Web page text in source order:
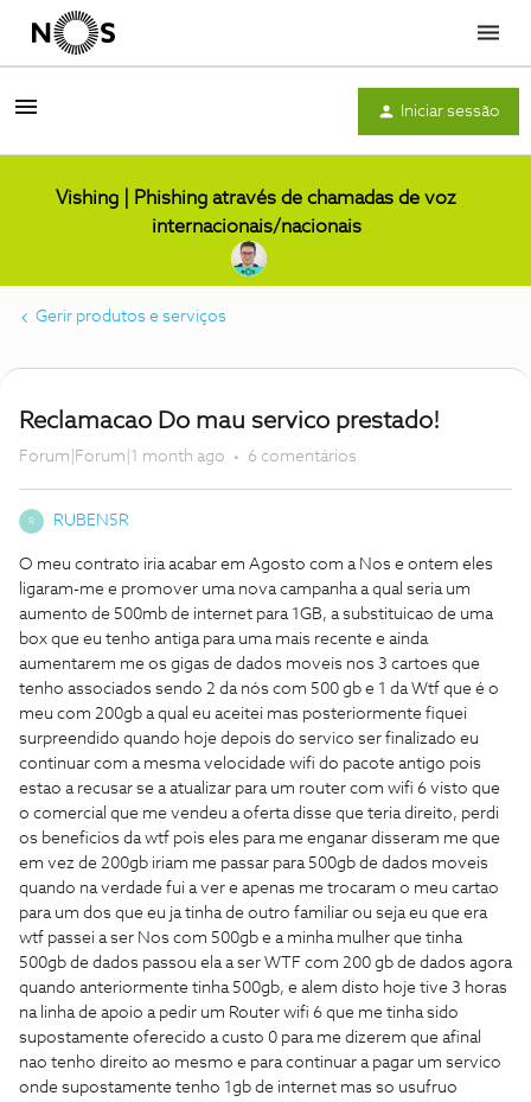
Menu
Iniciar sessão
Vishing | Phishing através de chamadas de voz
internacionais/nacionais
Gerir produtos e serviços
Reclamacao Do mau servico prestado!
Forum|Forum|1 month ago 6 comentários
R RUBEN5R
O meu contrato iria acabar em Agosto com a Nos e ontem eles
ligaram-me e promover uma nova campanha a qual seria um
aumento de 500mb de internet para 1GB, a substituicao de uma
box que eu tenho antiga para uma mais recente e ainda
aumentarem me os gigas de dados moveis nos 3 cartoes que
tenho associados sendo 2 da nós com 500 gb e 1 da Wtf que é o
meu com 200gb a qual eu aceitei mas posteriormente fiquei
surpreendido quando hoje depois do servico ser finalizado eu
continuar com a mesma velocidade wifi do pacote antigo pois
estao a recusar se a atualizar para um router com wifi 6 visto que
o comercial que me vendeu a oferta disse que teria direito, perdi
os beneficios da wtf pois eles para me enganar disseram me que
em vez de 200gb iriam me passar para 500gb de dados moveis
quando na verdade fui a ver e apenas me trocaram o meu cartao
para um dos que eu ja tinha de outro familiar ou seja eu que era
wtf passei a ser Nos com 500gb e a minha mulher que tinha
500gb de dados passou ela a ser WTF com 200 gb de dados agora
quando anteriormente tinha 500gb, e alem disto hoje tive 3 horas
na linha de apoio a pedir um Router wifi 6 que me tinha sido
supostamente oferecido a custo 0 para me dizerem que afinal
nao tenho direito ao mesmo e para continuar a pagar um servico
onde supostamente tenho 1gb de internet mas so usufruo